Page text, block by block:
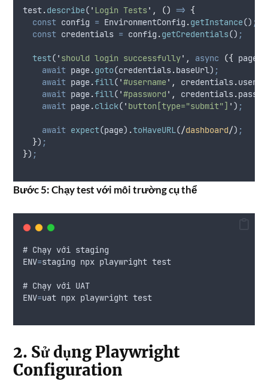
test.describe( ' Login Tests' , () => {
const config = EnvironmentConfig .getInstance() ;
const credentials = config .getCredentials() ;
test( ' should login successfully' , async ({ page
await page.goto(credentials.baseUrl) ;
await page.fill ( '#username' , credentials.
await page.fill ( '#password ' , credentials.
await page.click( ' button[type="submit"] ' ) ;
await expect(page) .toHaveURL (/dashboard/) ;
}) ;
}) ;
Bước 5: Chạy test với môi trường cụ thể
# Chạy với staging
ENV=staging npx playwright test
# Chạy với UAT
ENV=uat npx playwright test
2. Sử dụng Playwright
Configuration